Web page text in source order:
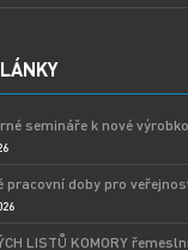
semináře k nové
pracovní doby pro
LISTŮ KOMORY